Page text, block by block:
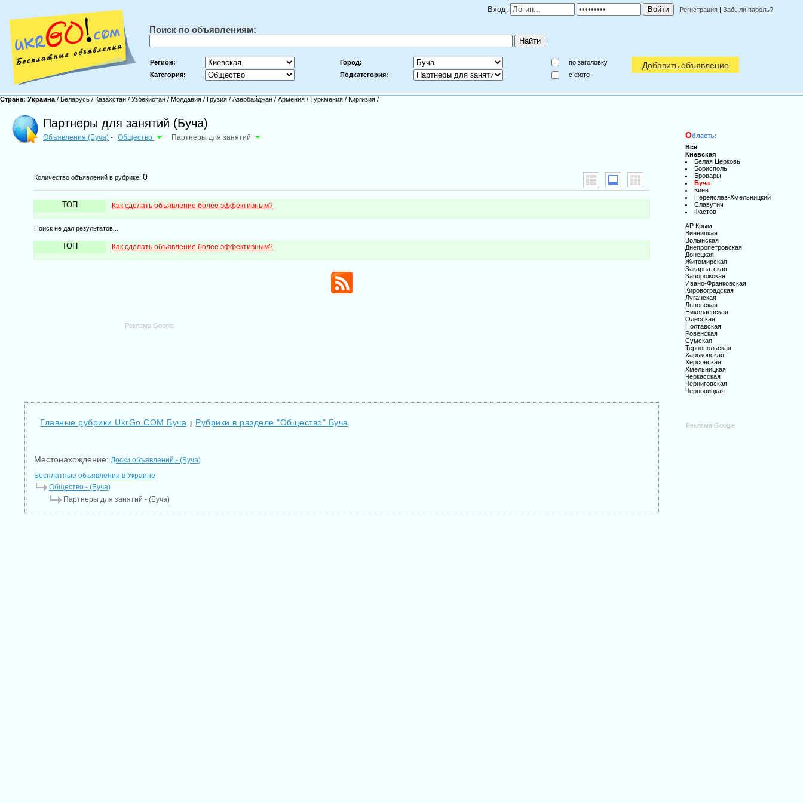
Вход: Регистрация | Забыли пароль?
Поиск по объявлениям:
Регион: Город:
по заголовку
Категория:
Подкатегория: c фото
Добавить объявление
Страна: Украина / Беларусь / Казахстан / Узбекистан / Молдавия / Грузия / Азербайджан / Армения / Туркмения / Киргизия /
Партнеры для занятий (Буча)
Объявления (Буча) - Общество - Партнеры для занятий
Количество объявлений в рубрике:0
ТОП Как сделать объявление более эффективным?
Поиск не дал результатов...
ТОП Как сделать объявление более эффективным?
Реклама Google
Главные рубрики UkrGo.COM Буча | Рубрики в разделе "Общество" Буча
Местонахождение: Доски объявлений - (Буча)
Бесплатные объявления в Украине
Общество - (Буча)
Партнеры для занятий - (Буча)
Область:
Все
Киевская
Белая Церковь
Борисполь
Бровары
Буча
Киев
Переяслав-Хмельницкий
Славутич
Фастов
АР Крым
Винницкая
Волынская
Днепропетровская
Донецкая
Житомирская
Закарпатская
Запорожская
Ивано-Франковская
Кировоградская
Луганская
Львовская
Николаевская
Одесская
Полтавская
Ровенская
Сумская
Тернопольская
Харьковская
Херсонская
Хмельницкая
Черкасская
Черниговская
Черновицкая
Реклама Google